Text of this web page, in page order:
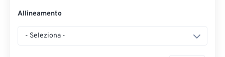
Allineamento
- Seleziona -